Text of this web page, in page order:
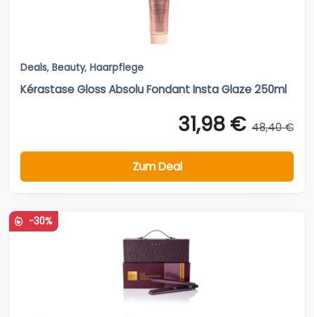
Deals, Beauty, Haarpflege
Kérastase Gloss Absolu Fondant Insta Glaze 250ml
31,98 € 48,40 €
Zum Deal
-30%